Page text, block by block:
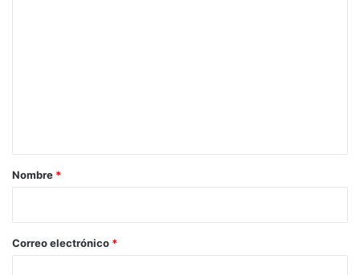
r
*
Nombre *
Correo electrónico *